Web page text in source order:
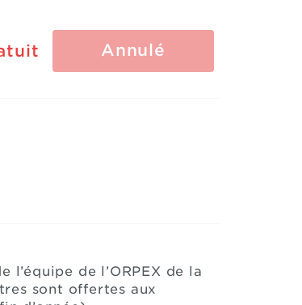
Annulé
l’équipe de l’ORPEX de la
sont offertes aux